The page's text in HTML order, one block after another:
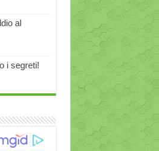
al
i segreti!